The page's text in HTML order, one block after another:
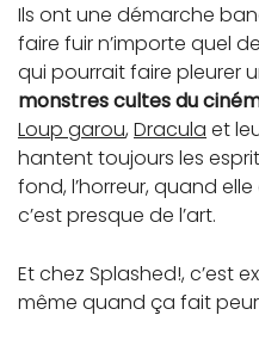
Ils ont une démarche
faire fuir n’importe quel
qui pourrait faire pleurer
monstres cultes du
Loup garou, Dracula et
hantent toujours les
fond, l’horreur, quand
c’est presque de l’art.
Et chez Splashed!, c’est
même quand ça fait